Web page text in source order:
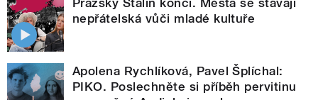
nepřátelská vůči mladé kultuře
Apolena Rychlíková, Pavel Šplíchal:
PIKO. Poslechněte si příběh pervitinu